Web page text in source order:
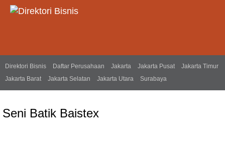
Direktori Bisnis Daftar Perusahaan Jakarta Jakarta Pusat
Jakarta Timur
Jakarta Barat
Jakarta Selatan Jakarta Utara Surabaya
Seni Batik Baistex